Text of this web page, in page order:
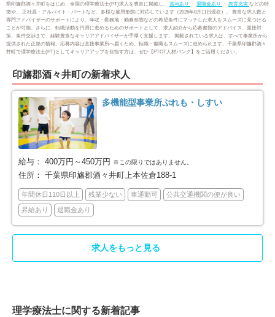
市川市 88 船橋市 175
館山市 14 木更津市 20
松戸市 136
茂原市 22 成田市 15
佐倉市 49
旭市 9 習志野市
柏市 122 勝浦市 1
我孫子市
君津市 2
県印旛郡酒々井町をはじめ、全国の理学療法士(PT)求人を豊富に掲載し、 賞与あり ・ 退職金あり ・ 教育充実 などの特
徴や、 正社員・アルバイト・パートなど、多様な雇用形態に対応しています（2026年8月11日現在）。 豊富な求人数と
専門アドバイザーのサポートにより、年収・勤務地・勤務形態などの希望条件にマッチした求人をスムーズに見つける
ことが可能。さらに、転職活動を円滑に進めるためのサポートとして、求人紹介から応募書類のアドバイス、面接対
策、条件交渉まで、経験豊富なキャリアアドバイザーが手厚く支援します。 掲載されている求人は、すべて事業所から
提供された正規の情報。応募内容は直接事業所へ届くため、転職・復職もスムーズに進められます。千葉県印旛郡酒々
井町で理学療法士(PT)としてキャリアアップを目指す方は、ぜひ【PTOT人材バンク】をご活用ください。
印旛郡酒々井町の新着求人
多機能型事業所ぷれも・しすい
給与： 400万円～450万円 ※この限りではありません。
住所： 千葉県印旛郡酒々井町上本佐倉188-1
年間休日110日以上 残業少ない 車通勤可 公共交通機関の便が良い
昇給あり 退職金あり
求人をもっと見る
理学療法士に関する新着記事